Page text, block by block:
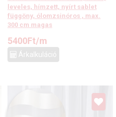
leveles, hímzett, nyírt sablet
függöny, ólomzsinóros , max.
300 cm magas
5400Ft/m
Árkalkuláció